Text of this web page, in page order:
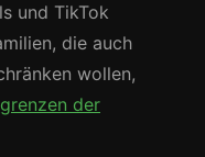
und TikTok
die auch
wollen,
der